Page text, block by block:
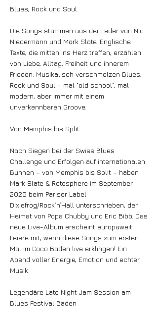
Blues, Rock und Soul
Die Songs stammen aus der Feder von Nic
Niedermann und Mark Slate. Englische
Texte, die mitten ins Herz treffen, erzählen
von Liebe, Alltag, Freiheit und innerem
Frieden. Musikalisch verschmelzen Blues,
Rock und Soul – mal "old school", mal
modern, aber immer mit einem
unverkennbaren Groove.
Von Memphis bis Split
Nach Siegen bei der Swiss Blues
Challenge und Erfolgen auf internationalen
Bühnen – von Memphis bis Split – haben
Mark Slate & Rotosphere im September
2025 beim Pariser Label
Dixiefrog/Rock’n’Hall unterschrieben, der
Heimat von Popa Chubby und Eric Bibb. Das
neue Live-Album erscheint europaweit.
Feiere mit, wenn diese Songs zum ersten
Mal im Coco Baden live erklingen! Ein
Abend voller Energie, Emotion und echter
Musik.
Legendäre Late Night Jam Session am
Blues Festival Baden